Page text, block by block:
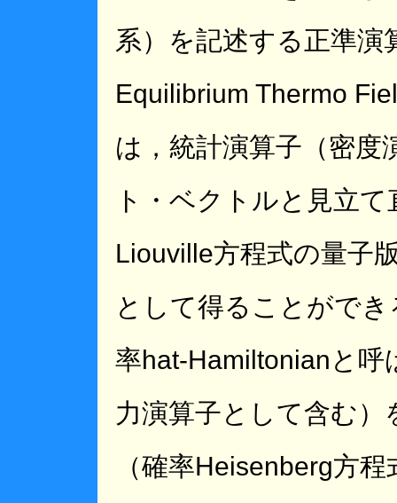
系）を記述する正準演
Equilibrium Thermo
は，統計演算子（密度
ト・ベクトルと見立
Liouville方程式の量子
として得ることがで
率hat-Hamiltonianと呼
力演算子として含む
（確率Heisenberg方